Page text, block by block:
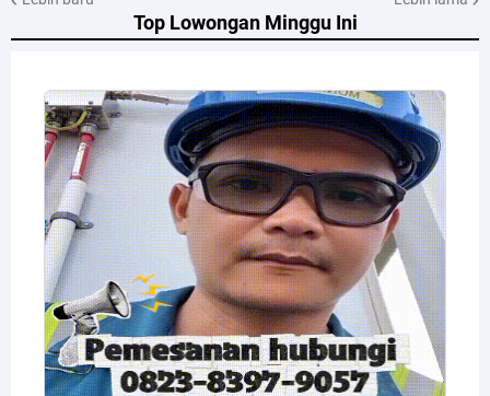
Top Lowongan Minggu Ini